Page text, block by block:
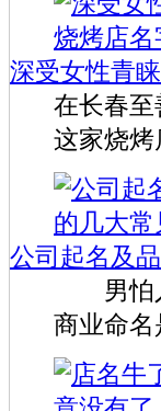
深受女性青
在长春
这家烧
公司起名及
男怕入
商业命